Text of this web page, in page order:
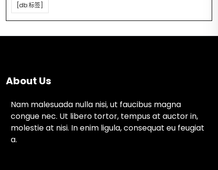
[db:标签]
About Us
Nam malesuada nulla nisi, ut faucibus magna
congue nec. Ut libero tortor, tempus at auctor in,
molestie at nisi. In enim ligula, consequat eu feugiat
a.